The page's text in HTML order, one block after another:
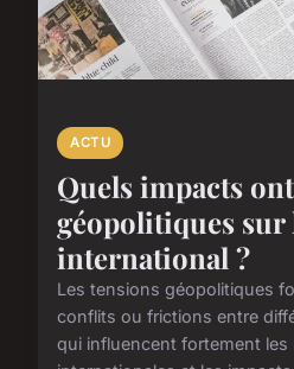
ACTU
Quels impacts
géopolitiques sur
international ?
Les tensions géopolitiques
conflits ou frictions entre
qui influencent fortement les